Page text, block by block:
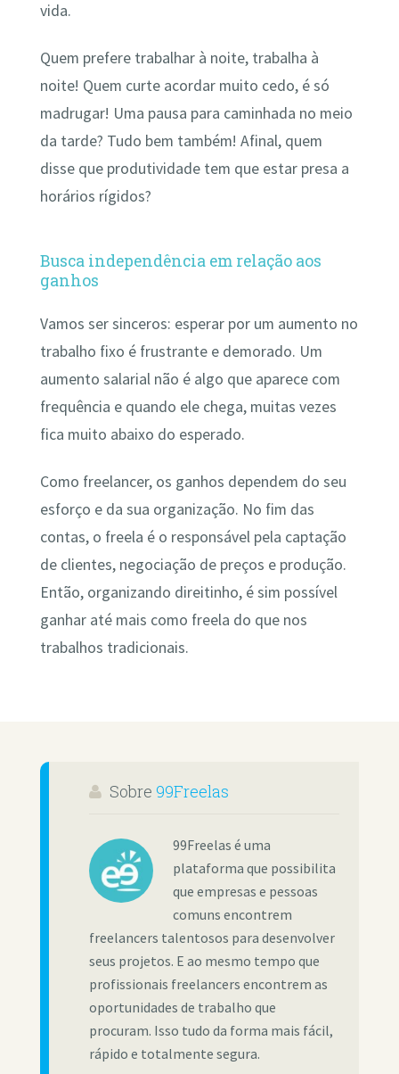
vida.
Quem prefere trabalhar à noite, trabalha à
noite! Quem curte acordar muito cedo, é só
madrugar! Uma pausa para caminhada no meio
da tarde? Tudo bem também! Afinal, quem
disse que produtividade tem que estar presa a
horários rígidos?
Busca independência em relação aos
ganhos
Vamos ser sinceros: esperar por um aumento no
trabalho fixo é frustrante e demorado. Um
aumento salarial não é algo que aparece com
frequência e quando ele chega, muitas vezes
fica muito abaixo do esperado.
Como freelancer, os ganhos dependem do seu
esforço e da sua organização. No fim das
contas, o freela é o responsável pela captação
de clientes, negociação de preços e produção.
Então, organizando direitinho, é sim possível
ganhar até mais como freela do que nos
trabalhos tradicionais.
Sobre 99Freelas
99Freelas é uma
plataforma que possibilita
que empresas e pessoas
comuns encontrem
freelancers talentosos para desenvolver
seus projetos. E ao mesmo tempo que
profissionais freelancers encontrem as
oportunidades de trabalho que
procuram. Isso tudo da forma mais fácil,
rápido e totalmente segura.